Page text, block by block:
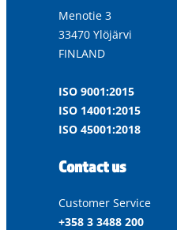
Menotie 3
33470 Ylöjärvi
FINLAND
ISO 9001:2015
ISO 14001:2015
ISO 45001:2018
Contact us
Customer Service
+358 3 3488 200